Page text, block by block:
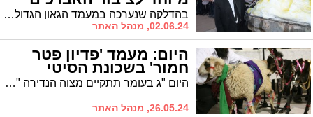
יפתח בעיר בהדלקה שנערכה במעמד הגאון הגדול רבי שאול גבאי ראש ישיבת "אמרי דעת" הוכרז: נפתח "בית הוראה" שע"י מנין אברכים ברובע ג'
02.06.24, מנהל האתר
היום: מעמד 'פדיון פטר
חמור' בשכונת הסיטי
היום "ג בעומר תתקיים מצוה הנדירה "פדיון פטר חמור": במעמד הכהן הפודה הגה"צ רבי מאיר כהן רב ק"ק הרב"ז יתקיים היום בצהריים ברחבת בית הכנסת "תפארת רפאל" בסיטי
26.05.24, מנהל האתר